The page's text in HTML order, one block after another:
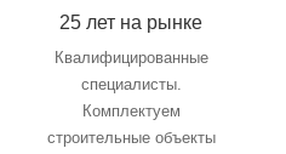
25 лет на рынке
Квалифицированные
специалисты.
Комплектуем
строительные объекты